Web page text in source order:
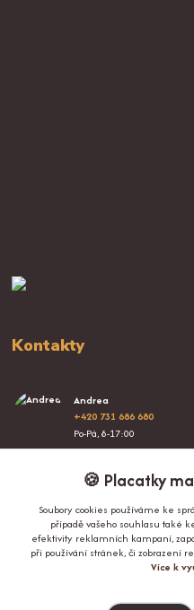
Kontakty
Andrea
+420 731 686 680
Po-Pá, 8-17:00
info@proplacatky.cz
Upravit
🍪 Placatky
Soubory cookies používáme ke
případě vašeho souhlasu také
efektivity reklamních kampaní,
při používání stránek, či zobrazení
Více k